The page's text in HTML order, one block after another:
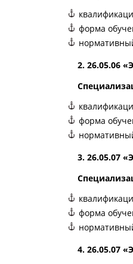
форма
2. 26.05.06
форма
3. 26.05.07
форма
4. 26.05.07